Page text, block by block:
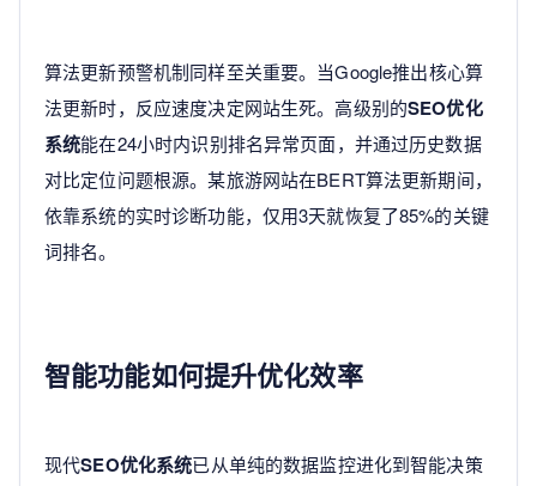
算法更新预警机制同样至关重要。当Google推出核心算
法更新时，反应速度决定网站生死。高级别的SEO优化
系统能在24小时内识别排名异常页面，并通过历史数据
对比定位问题根源。某旅游网站在BERT算法更新期间，
依靠系统的实时诊断功能，仅用3天就恢复了85%的关键
词排名。
智能功能如何提升优化效率
现代SEO优化系统已从单纯的数据监控进化到智能决策